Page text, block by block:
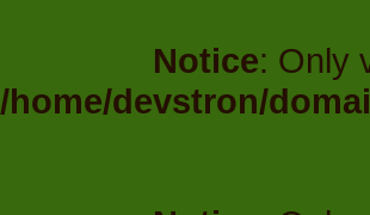
Notice: Only
/home/devstron/